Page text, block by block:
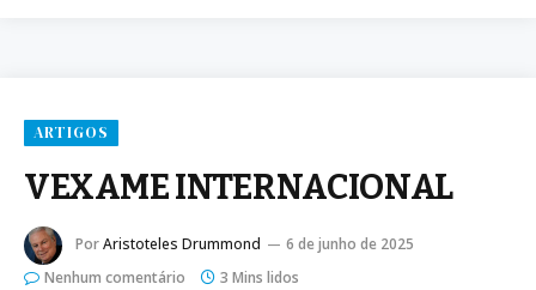
ARTIGOS
VEXAME INTERNACIONAL
PorAristoteles Drummond
6 de junho de 2025
Nenhum comentário
3 Mins lidos